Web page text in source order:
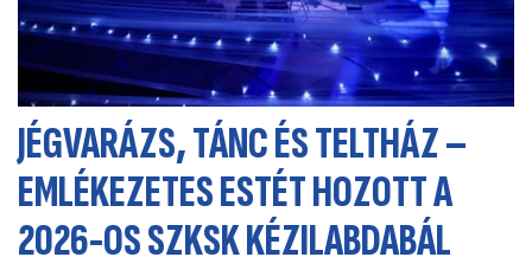
JÉGVARÁZS, TÁNC ÉS TELTHÁZ –
EMLÉKEZETES ESTÉT HOZOTT A
2026-OS SZKSK KÉZILABDABÁL